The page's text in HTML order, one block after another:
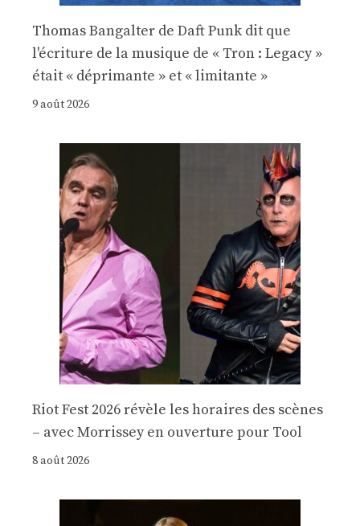
Thomas Bangalter de Daft Punk dit que
l'écriture de la musique de « Tron : Legacy »
était « déprimante » et « limitante »
9 août 2026
Riot Fest 2026 révèle les horaires des scènes
– avec Morrissey en ouverture pour Tool
8 août 2026